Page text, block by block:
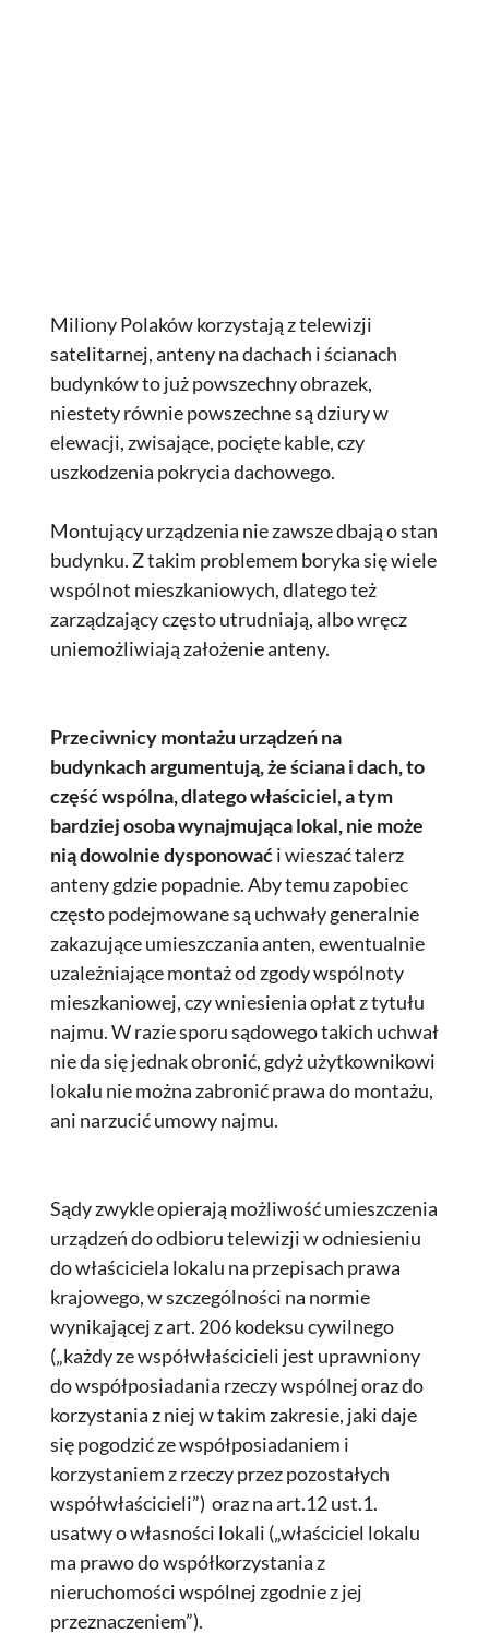
Miliony Polaków korzystają z telewizji
satelitarnej, anteny na dachach i ścianach
budynków to już powszechny obrazek,
niestety równie powszechne są dziury w
elewacji, zwisające, pocięte kable, czy
uszkodzenia pokrycia dachowego.
Montujący urządzenia nie zawsze dbają o stan
budynku. Z takim problemem boryka się wiele
wspólnot mieszkaniowych, dlatego też
zarządzający często utrudniają, albo wręcz
uniemożliwiają założenie anteny.
Przeciwnicy montażu urządzeń na
budynkach argumentują, że ściana i dach, to
część wspólna, dlatego właściciel, a tym
bardziej osoba wynajmująca lokal, nie może
nią dowolnie dysponowaći wieszać talerz
anteny gdzie popadnie. Aby temu zapobiec
często podejmowane są uchwały generalnie
zakazujące umieszczania anten, ewentualnie
uzależniające montaż od zgody wspólnoty
mieszkaniowej, czy wniesienia opłat z tytułu
najmu. W razie sporu sądowego takich uchwał
nie da się jednak obronić, gdyż użytkownikowi
lokalu nie można zabronić prawa do montażu,
ani narzucić umowy najmu.
Sądy zwykle opierają możliwość umieszczenia
urządzeń do odbioru telewizji w odniesieniu
do właściciela lokalu na przepisach prawa
krajowego, w szczególności na normie
wynikającej z art. 206 kodeksu cywilnego
(„każdy ze współwłaścicieli jest uprawniony
do współposiadania rzeczy wspólnej oraz do
korzystania z niej w takim zakresie, jaki daje
się pogodzić ze współposiadaniem i
korzystaniem z rzeczy przez pozostałych
współwłaścicieli”) oraz na art.12 ust.1.
usatwy o własności lokali („właściciel lokalu
ma prawo do współkorzystania z
nieruchomości wspólnej zgodnie z jej
przeznaczeniem”).